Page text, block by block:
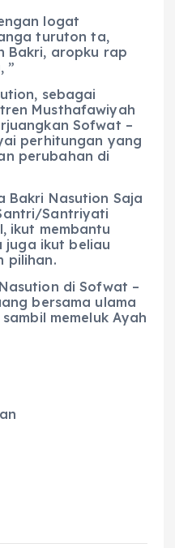
logat
turuton ta,
Bakri, aropku rap
”
sebagai
Musthafawiyah
Sofwat –
perhitungan yang
perubahan di
Bakri Nasution Saja
Santriyati
ikut membantu
juga ikut beliau
pilihan.
di Sofwat –
bersama ulama
memeluk Ayah